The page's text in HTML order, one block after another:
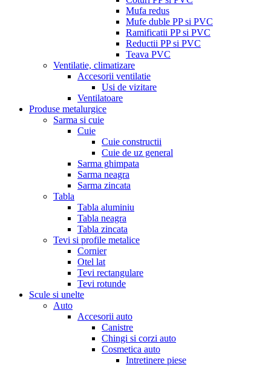
Mufa redus
Mufe duble PP si PVC
Ramificatii PP si PVC
Reductii PP si PVC
Teava PVC
Ventilatie, climatizare
Accesorii ventilatie
Usi de vizitare
Ventilatoare
Produse metalurgice
Sarma si cuie
Cuie
Cuie constructii
Cuie de uz general
Sarma ghimpata
Sarma neagra
Sarma zincata
Tabla
Tabla aluminiu
Tabla neagra
Tabla zincata
Tevi si profile metalice
Cornier
Otel lat
Tevi rectangulare
Tevi rotunde
Scule si unelte
Auto
Accesorii auto
Canistre
Chingi si corzi auto
Cosmetica auto
Intretinere piese